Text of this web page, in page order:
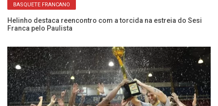
BASQUETE FRANCANO
Helinho destaca reencontro com a torcida na estreia do Sesi
Franca pelo Paulista